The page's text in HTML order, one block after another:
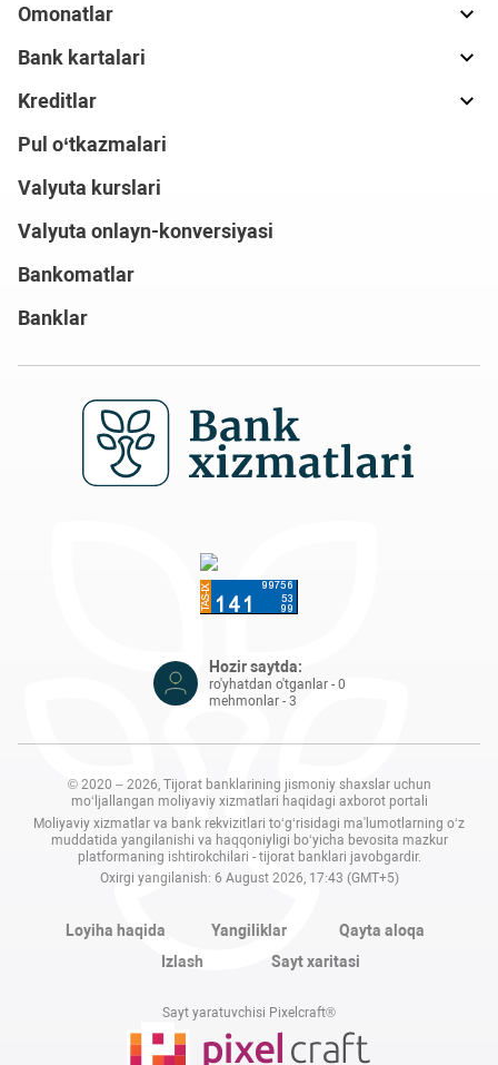
Omonatlar
Bank kartalari
Kreditlar
Pul o‘tkazmalari
Valyuta kurslari
Valyuta onlayn-konversiyasi
Bankomatlar
Banklar
Hozir saytda:
ro'yhatdan o'tganlar - 0
mehmonlar - 3
© 2020 – 2026, Tijorat banklarining jismoniy shaxslar uchun
mo‘ljallangan moliyaviy xizmatlari haqidagi axborot portali
Moliyaviy xizmatlar va bank rekvizitlari to‘g‘risidagi ma'lumotlarning o‘z
muddatida yangilanishi va haqqoniyligi bo‘yicha bevosita mazkur
platformaning ishtirokchilari - tijorat banklari javobgardir.
Oxirgi yangilanish: 6 August 2026, 17:43 (GMT+5)
Loyiha haqida Yangiliklar
Qayta aloqa
Izlash
Sayt xaritasi
Sayt yaratuvchisi Pixelcraft®